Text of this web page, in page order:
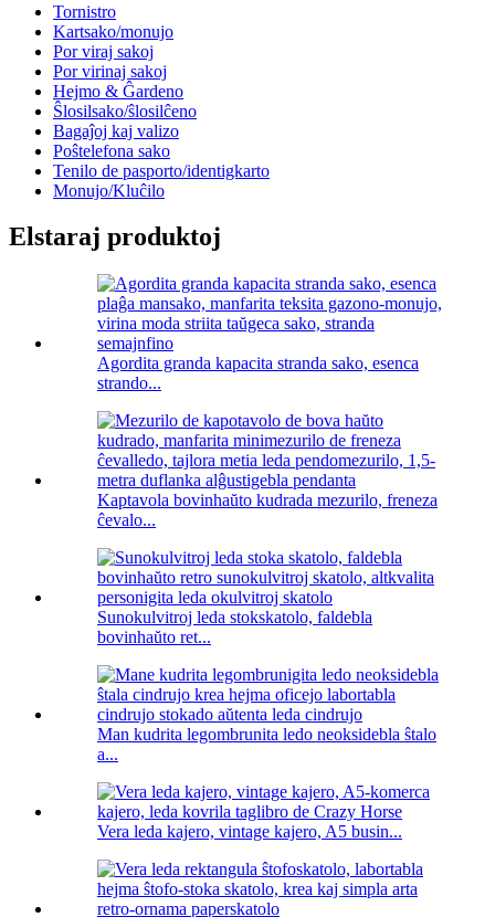
Tornistro
Kartsako/monujo
Por viraj sakoj
Por virinaj sakoj
Hejmo & Ĝardeno
Ŝlosilsako/ŝlosilĉeno
Bagaĵoj kaj valizo
Poŝtelefona sako
Tenilo de pasporto/identigkarto
Monujo/Kluĉilo
Elstaraj produktoj
Agordita granda kapacita stranda sako, esenca
strando...
Kaptavola bovinhaŭto kudrada mezurilo, freneza
ĉevalo...
Sunokulvitroj leda stokskatolo, faldebla
bovinhaŭto ret...
Man kudrita legombrunita ledo neoksidebla ŝtalo
a...
Vera leda kajero, vintage kajero, A5 busin...